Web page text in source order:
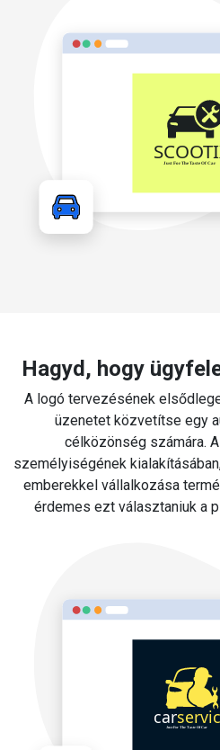
Hagyd, hogy
A logó tervezésének
üzenetet közvetítse egy
célközönség számára.
személyiségének
emberekkel vállalkozása
érdemes ezt választaniuk a